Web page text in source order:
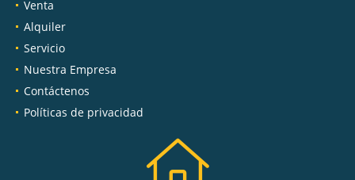
Venta
Alquiler
Servicio
Nuestra Empresa
Contáctenos
Políticas de privacidad